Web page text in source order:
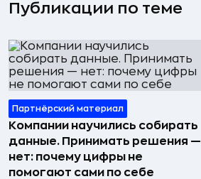
Публикации по теме
Партнёрский материал
Компании научились собирать
данные. Принимать решения —
нет: почему цифры не
помогают сами по себе